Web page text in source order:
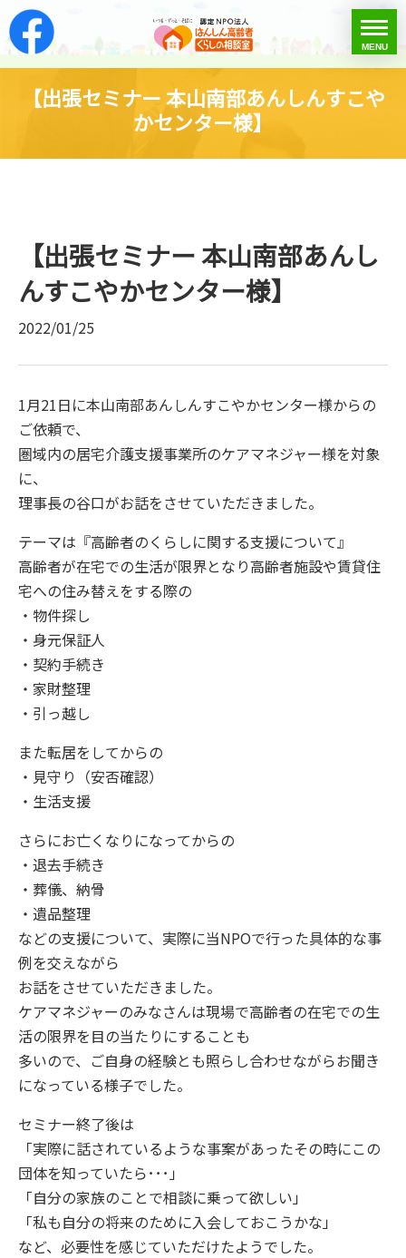
はんしん高齢者くら
toggle
menu
MENU
【出張セミナー 本山南部あんしんすこや
かセンター様】
【出張セミナー 本山南部あんし
んすこやかセンター様】
2022/01/25
1月21日に本山南部あんしんすこやかセンター様からの
ご依頼で、
圏域内の居宅介護支援事業所のケアマネジャー様を対象
に、
理事長の谷口がお話をさせていただきました。
テーマは『高齢者のくらしに関する支援について』
高齢者が在宅での生活が限界となり高齢者施設や賃貸住
宅への住み替えをする際の
・物件探し
・身元保証人
・契約手続き
・家財整理
・引っ越し
また転居をしてからの
・見守り（安否確認）
・生活支援
さらにお亡くなりになってからの
・退去手続き
・葬儀、納骨
・遺品整理
などの支援について、実際に当NPOで行った具体的な事
例を交えながら
お話をさせていただきました。
ケアマネジャーのみなさんは現場で高齢者の在宅での生
活の限界を目の当たりにすることも
多いので、ご自身の経験とも照らし合わせながらお聞き
になっている様子でした。
セミナー終了後は
「実際に話されているような事案があったその時にこの
団体を知っていたら･･･」
「自分の家族のことで相談に乗って欲しい」
「私も自分の将来のために入会しておこうかな」
など、必要性を感じていただけたようでした。